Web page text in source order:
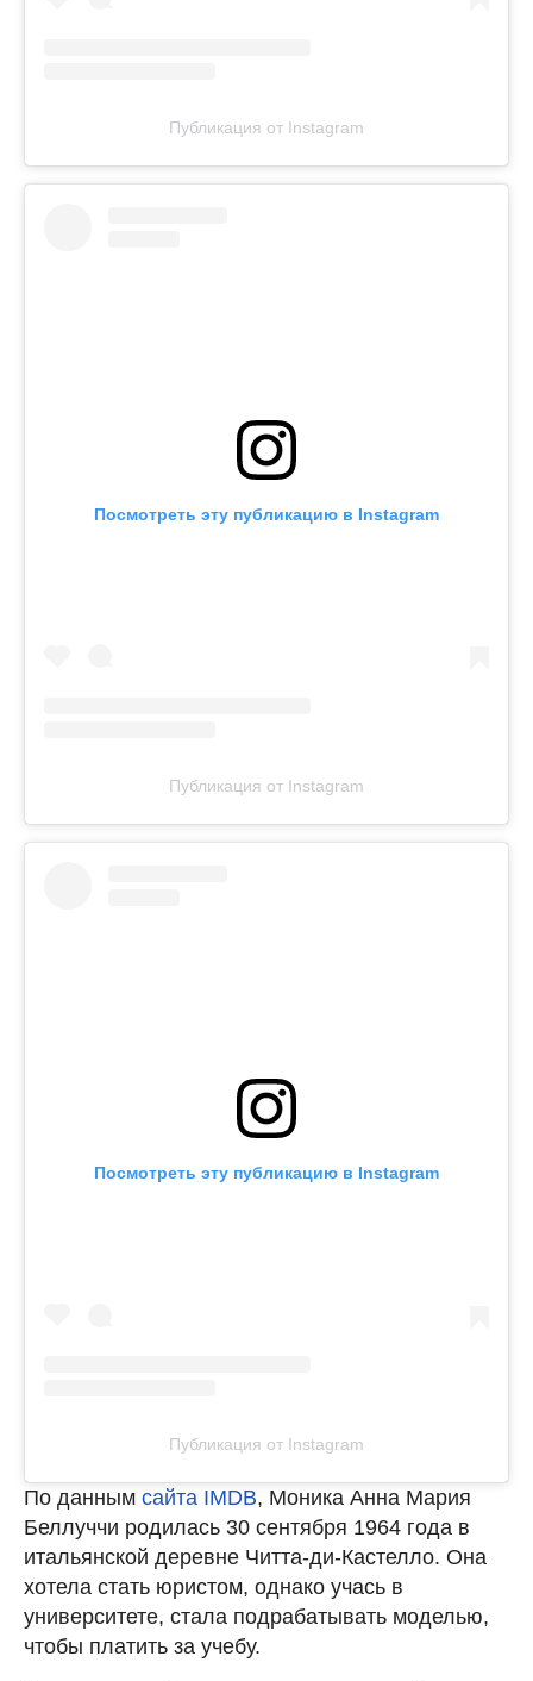
Публикация от Instagram
Посмотреть эту публикацию в Instagram
Публикация от Instagram
Посмотреть эту публикацию в Instagram
Публикация от Instagram
По данным сайта IMDB, Моника Анна Мария
Беллуччи родилась 30 сентября 1964 года в
итальянской деревне Читта-ди-Кастелло. Она
хотела стать юристом, однако учась в
университете, стала подрабатывать моделью,
чтобы платить за учебу.